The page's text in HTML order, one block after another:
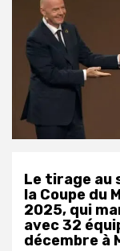
Le tirage au
la Coupe du
2025, qui
avec 32
décembre à